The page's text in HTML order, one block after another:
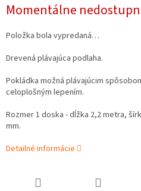
Momentálne
Položka bola vypredaná…
Drevená plávajúca podlaha.
Pokládka možná plávajúcim
celoplošným lepením.
Rozmer 1 doska - dĺžka 2,2 metra,
mm.
Detailné informácie